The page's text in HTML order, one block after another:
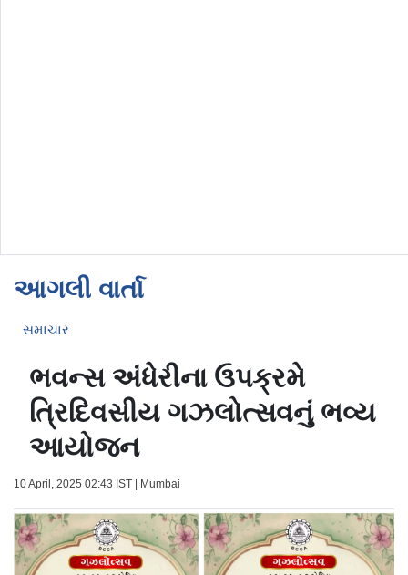
આગલી વાર્તા
સમાચાર
ભવન્સ અંધેરીના ઉપક્રમે
ત્રિદિવસીય ગઝલોત્સવનું ભવ્ય
આયોજન
10 April, 2025 02:43 IST | Mumbai